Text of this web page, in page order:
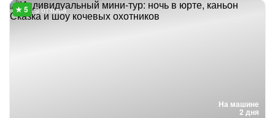
На машине
2 дня
3 отзыва